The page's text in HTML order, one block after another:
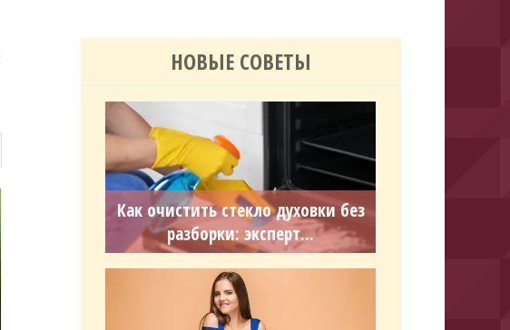
НОВЫЕ СОВЕТЫ
Как очистить стекло духовки без
разборки: эксперт...